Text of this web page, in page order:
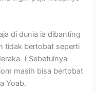
di dunia ia dibanting
tidak bertobat seperti
( Sebetulnya
masih bisa bertobat
Yoab.